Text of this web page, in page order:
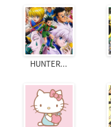
HUNTER...